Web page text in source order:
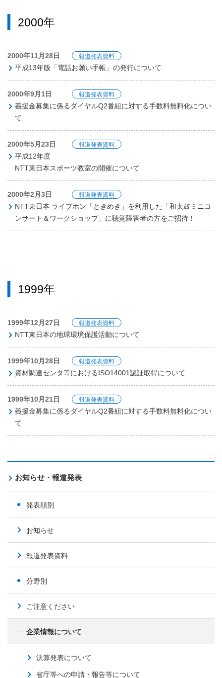
2000年
2000年11月28日 報道発表資料
平成13年版「電話お願い手帳」の発行について
2000年9月1日 報道発表資料
義援金募集に係るダイヤルQ2番組に対する手数料無料化につい
て
2000年5月23日 報道発表資料
平成12年度
NTT東日本スポーツ教室の開催について
2000年2月3日 報道発表資料
NTT東日本 ライブホン「ときめき」を利用した「和太鼓ミニコ
ンサート＆ワークショップ」に聴覚障害者の方をご招待！
1999年
1999年12月27日 報道発表資料
NTT東日本の地球環境保護活動について
1999年10月28日 報道発表資料
資材調達センタ等におけるISO14001認証取得について
1999年10月21日 報道発表資料
義援金募集に係るダイヤルQ2番組に対する手数料無料化につい
て
お知らせ・報道発表
発表順別
お知らせ
報道発表資料
分野別
ご注意ください
企業情報について
決算発表について
省庁等への申請・報告等について